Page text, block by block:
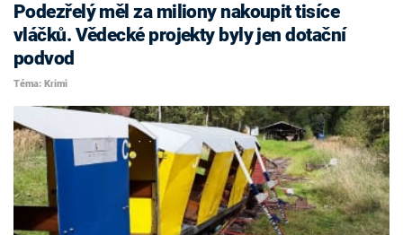
Podezřelý měl za miliony nakoupit tisíce
vláčků. Vědecké projekty byly jen dotační
podvod
Téma: Krimi